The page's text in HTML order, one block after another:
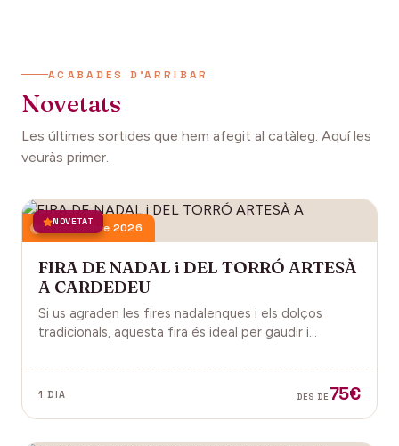
ACABADES D'ARRIBAR
Novetats
Les últimes sortides que hem afegit al catàleg. Aquí les
veuràs primer.
NOVETAT
13 desembre 2026
FIRA DE NADAL i DEL TORRÓ ARTESÀ
A CARDEDEU
Si us agraden les fires nadalenques i els dolços
tradicionals, aquesta fira és ideal per gaudir i
1 DIA DES DE 75€